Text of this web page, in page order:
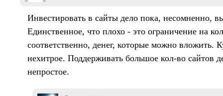
Инвестировать в сайты дело пока, несомненно,
Единственное, что плохо - это ограничение на
соответственно, денег, которые можно вложить.
нехитрое. Поддерживать большое кол-во сайтов
непростое.